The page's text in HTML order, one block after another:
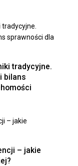
tradycyjne.
bilans
– jakie